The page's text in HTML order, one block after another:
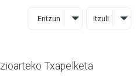
Entzun Itzuli
Txapelketa